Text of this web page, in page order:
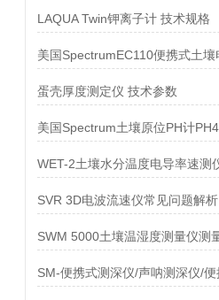
LAQUA Twin钾离子计 技术规格
蛋壳厚度测定仪 技术参数
SVR 3D电波流速仪常见问题解析